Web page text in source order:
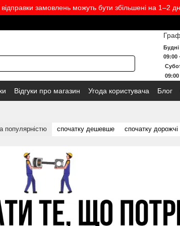
замовлень можуть бути збільшені на 1–2
09:00
09:00
Відгуки про магазин Угода користувача Блог
популярністю спочатку дешевше спочатку дорожчі